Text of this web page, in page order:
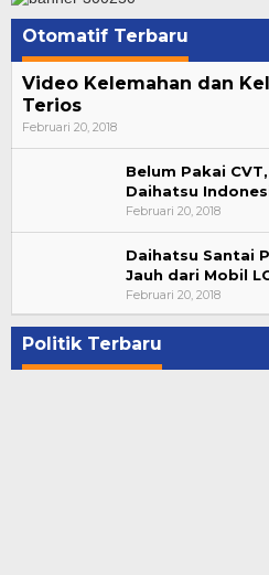
Otomatif Terbaru
Video Kelemahan dan
Terios
Februari 20, 2018
Belum Pakai
Daihatsu
Februari 20, 2018
Daihatsu Santai
Jauh dari Mobil
Februari 20, 2018
Politik Terbaru
Bupati Ahmad Hijazi,
Penetapan Paslon Bupati
Di NASIONAL, POLITIK, REJANG LEBONG